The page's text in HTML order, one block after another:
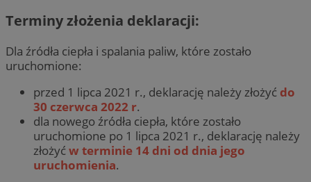
Terminy złożenia deklaracji:
Dla źródła ciepła i spalania paliw, które zostało
uruchomione:
przed 1 lipca 2021 r., deklarację należy złożyć do
30 czerwca 2022 r.
dla nowego źródła ciepła, które zostało
uruchomione po 1 lipca 2021 r., deklarację należy
złożyćw terminie 14 dni od dnia jego
uruchomienia.